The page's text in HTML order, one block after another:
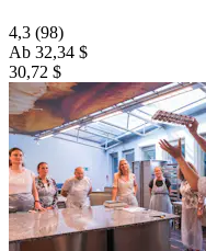
4,3 (98)
Ab 32,34 $
30,72 $